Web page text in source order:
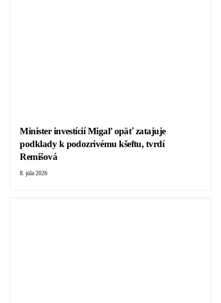
Minister investícií Migaľ opäť zatajuje
podklady k podozrivému kšeftu, tvrdí
Remišová
8. júla 2026